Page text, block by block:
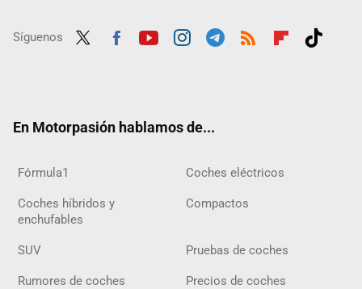
Síguenos
En Motorpasión hablamos de...
Fórmula1 Coches eléctricos
Coches híbridos y
enchufables
Compactos
SUV Pruebas de coches
Rumores de coches Precios de coches